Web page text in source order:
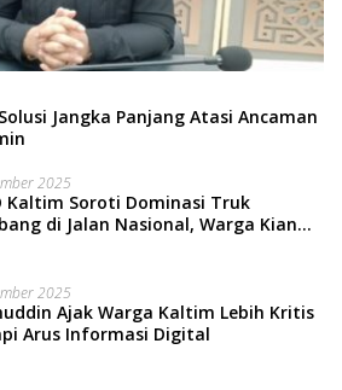
Jangka Panjang Atasi Ancaman
2025
Kaltim Soroti Dominasi Truk
di Jalan Nasional, Warga Kian
2025
Ajak Warga Kaltim Lebih Kritis
Arus Informasi Digital